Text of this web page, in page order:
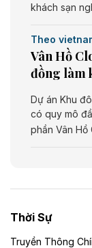
khách sạn
Theo
Vân Hồ
đồng làm
Dự án Khu
có quy mô
phần Vân Hồ
Dự án Nhà
Công ty
Thời Sự
Truyền Thông